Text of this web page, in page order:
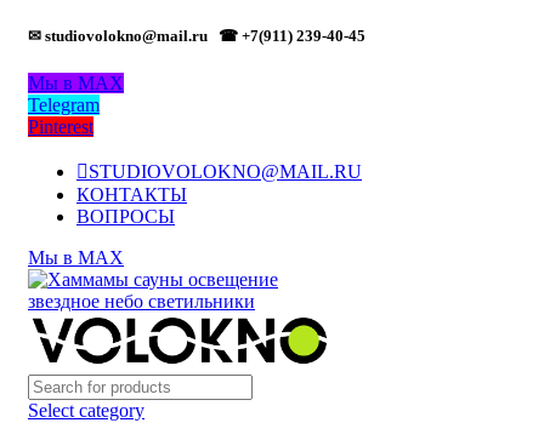
✉ studiovolokno@mail.ru ☎ +7(911) 239-40-45
Мы в MAX
Telegram
Pinterest
STUDIOVOLOKNO@MAIL.RU
КОНТАКТЫ
ВОПРОСЫ
Мы в MAX
Select category